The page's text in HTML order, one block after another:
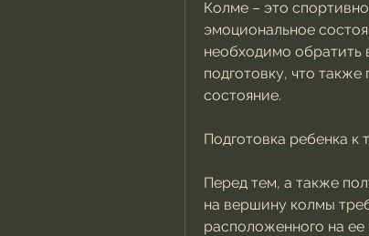
Колме – это
эмоциональное
необходимо обратить
подготовку, что
состояние.
Подготовка ребенка к
Перед тем, а также
на вершину колмы
расположенного на ее